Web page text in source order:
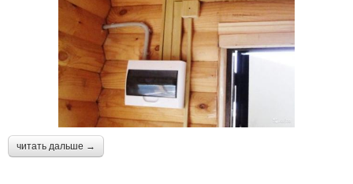
читать дальше →